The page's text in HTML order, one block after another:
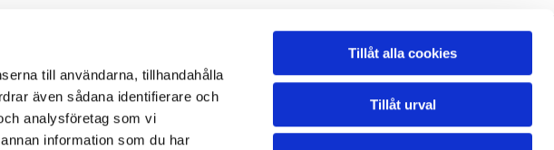
till användarna, tillhandahålla
även sådana identifierare och
analysföretag som vi
information som du har
Tillåt alla cookies
Tillåt urval
RING OSS PÅ